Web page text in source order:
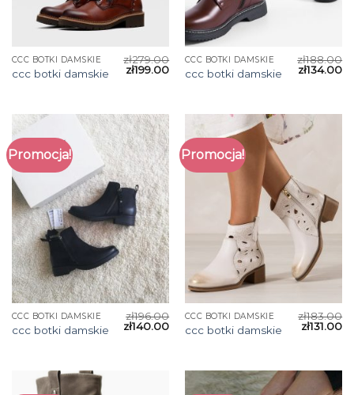
CCC BOTKI DAMSKIE
ccc botki damskie
zł279.00
zł199.00
CCC BOTKI DAMSKIE
ccc botki damskie
zł188.00
zł134.00
Promocja!
CCC BOTKI DAMSKIE
ccc botki damskie
zł196.00
zł140.00
Promocja!
CCC BOTKI DAMSKIE
ccc botki damskie
zł183.00
zł131.00